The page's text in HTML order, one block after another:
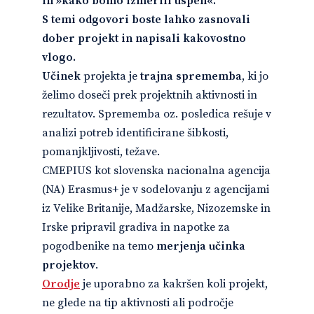
S temi odgovori boste lahko zasnovali
dober projekt in napisali kakovostno
vlogo.
Učinek projekta jetrajna sprememba, ki jo
želimo doseči prek projektnih aktivnosti in
rezultatov. Sprememba oz. posledica rešuje v
analizi potreb identificirane šibkosti,
pomanjkljivosti, težave.
CMEPIUS kot slovenska nacionalna agencija
(NA) Erasmus+ je v sodelovanju z agencijami
iz Velike Britanije, Madžarske, Nizozemske in
Irske pripravil gradiva in napotke za
pogodbenike na temo merjenja učinka
projektov.
Orodje je uporabno za kakršen koli projekt,
ne glede na tip aktivnosti ali področje